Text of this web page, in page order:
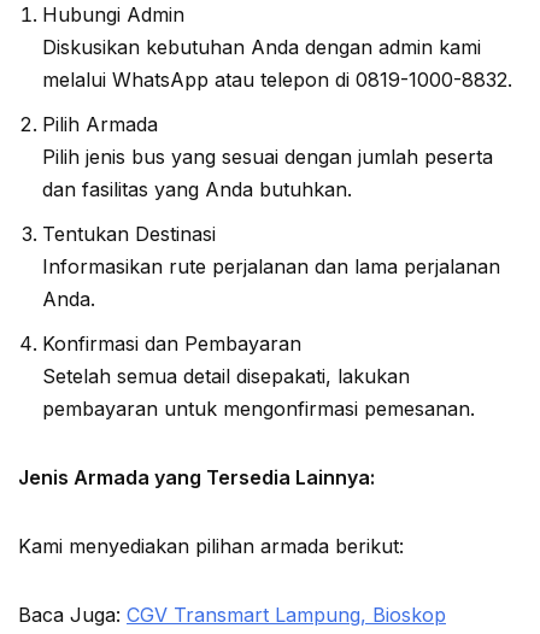
Hubungi Admin
Diskusikan kebutuhan Anda dengan admin kami
melalui WhatsApp atau telepon di 0819-1000-8832.
Pilih Armada
Pilih jenis bus yang sesuai dengan jumlah peserta
dan fasilitas yang Anda butuhkan.
Tentukan Destinasi
Informasikan rute perjalanan dan lama perjalanan
Anda.
Konfirmasi dan Pembayaran
Setelah semua detail disepakati, lakukan
pembayaran untuk mengonfirmasi pemesanan.
Jenis Armada yang Tersedia Lainnya:
Kami menyediakan pilihan armada berikut:
Baca Juga: CGV Transmart Lampung, Bioskop